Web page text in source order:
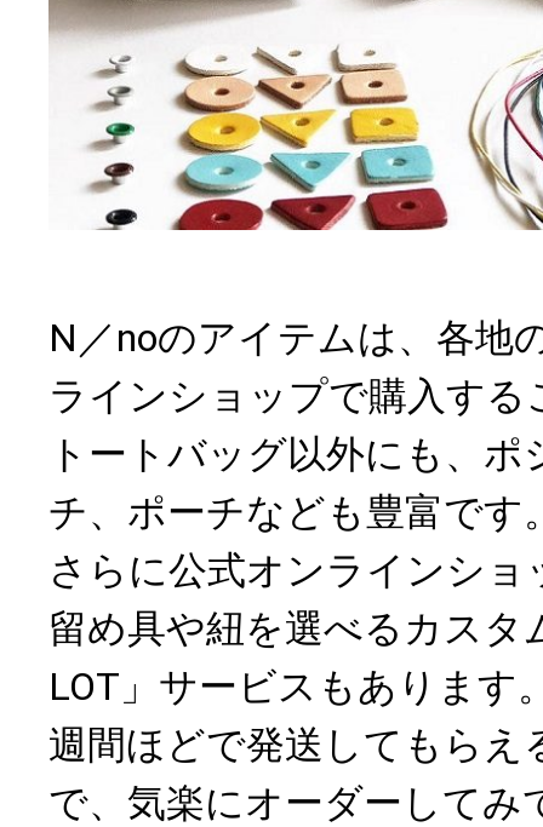
N／noのアイテムは、各地
ラインショップで購入す
トートバッグ以外にも、
チ、ポーチなども豊富です
さらに公式オンラインシ
留め具や紐を選べるカスタ
LOT」サービスもあります
週間ほどで発送してもらえ
で、気楽にオーダーしてみ